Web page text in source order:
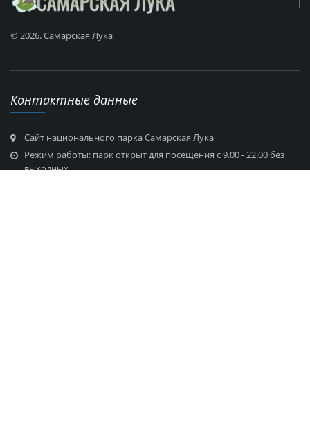
© 2026. Самарская Лука
Контактные данные
Сайт национального парка Самарская Лука
Режим работы: парк открыт для посещения с 9.00 - 22.00 без
выходных